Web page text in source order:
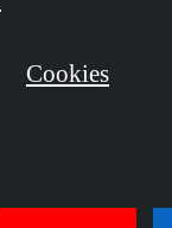
Cookies